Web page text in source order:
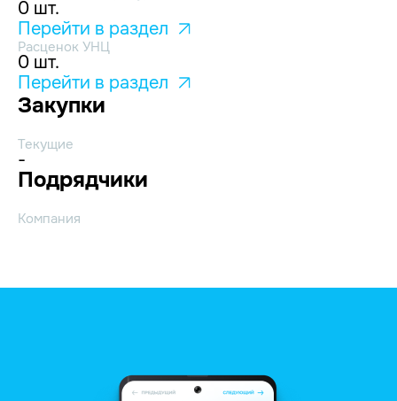
0 шт.
Перейти в раздел
Расценок УНЦ
0 шт.
Перейти в раздел
Закупки
Текущие
-
Подрядчики
Компания